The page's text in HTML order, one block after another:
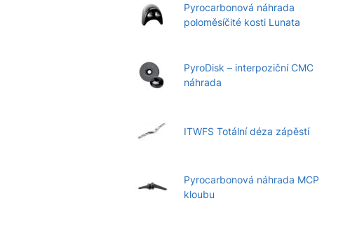
Pyrocarbonová náhrada
poloměsíčité kosti Lunata
PyroDisk – interpoziční CMC
náhrada
ITWFS Totální déza zápěstí
Pyrocarbonová náhrada MCP
kloubu